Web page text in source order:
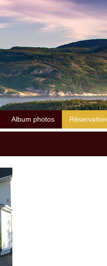
Album photos Réservation